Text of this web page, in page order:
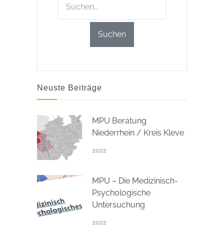
Neuste Beiträge
MPU Beratung
Niederrhein / Kreis Kleve
2022
MPU – Die Medizinisch-
Psychologische
Untersuchung
2022